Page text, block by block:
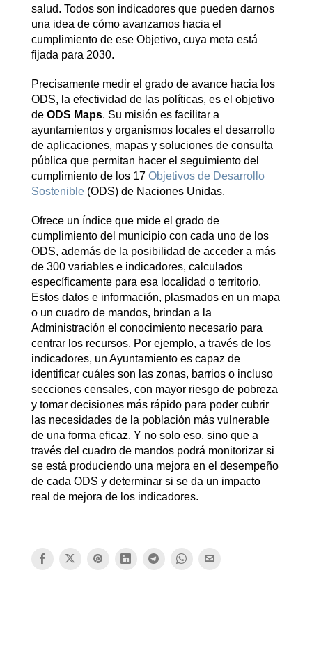
salud. Todos son indicadores que pueden darnos
una idea de cómo avanzamos hacia el
cumplimiento de ese Objetivo, cuya meta está
fijada para 2030.
Precisamente medir el grado de avance hacia los
ODS, la efectividad de las políticas, es el objetivo
de ODS Maps. Su misión es facilitar a
ayuntamientos y organismos locales el desarrollo
de aplicaciones, mapas y soluciones de consulta
pública que permitan hacer el seguimiento del
cumplimiento de los 17 Objetivos de Desarrollo
Sostenible(ODS) de Naciones Unidas.
Ofrece un índice que mide el grado de
cumplimiento del municipio con cada uno de los
ODS, además de la posibilidad de acceder a más
de 300 variables e indicadores, calculados
específicamente para esa localidad o territorio.
Estos datos e información, plasmados en un mapa
o un cuadro de mandos, brindan a la
Administración el conocimiento necesario para
centrar los recursos. Por ejemplo, a través de los
indicadores, un Ayuntamiento es capaz de
identificar cuáles son las zonas, barrios o incluso
secciones censales, con mayor riesgo de pobreza
y tomar decisiones más rápido para poder cubrir
las necesidades de la población más vulnerable
de una forma eficaz. Y no solo eso, sino que a
través del cuadro de mandos podrá monitorizar si
se está produciendo una mejora en el desempeño
de cada ODS y determinar si se da un impacto
real de mejora de los indicadores.